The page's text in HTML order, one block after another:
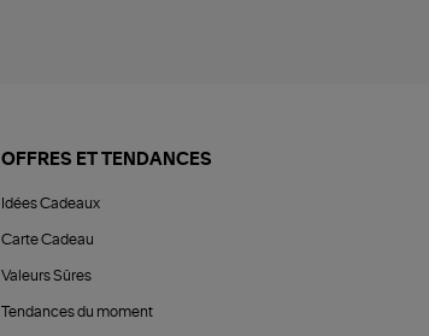
OFFRES ET TENDANCES
Idées Cadeaux
Carte Cadeau
Valeurs Sûres
Tendances du moment